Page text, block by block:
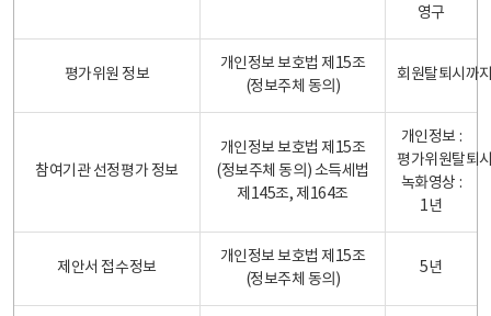
영구
평가위원 정보
개인정보 보호법 제15조
(정보주체 동의)
회원탈퇴시까
참여기관 선정평가 정보
개인정보 보호법 제15조
(정보주체 동의) 소득세법
제145조, 제164조
개인정보 :
평가위원탈퇴
녹화영상 :
1년
제안서 접수정보
개인정보 보호법 제15조
(정보주체 동의)
5년